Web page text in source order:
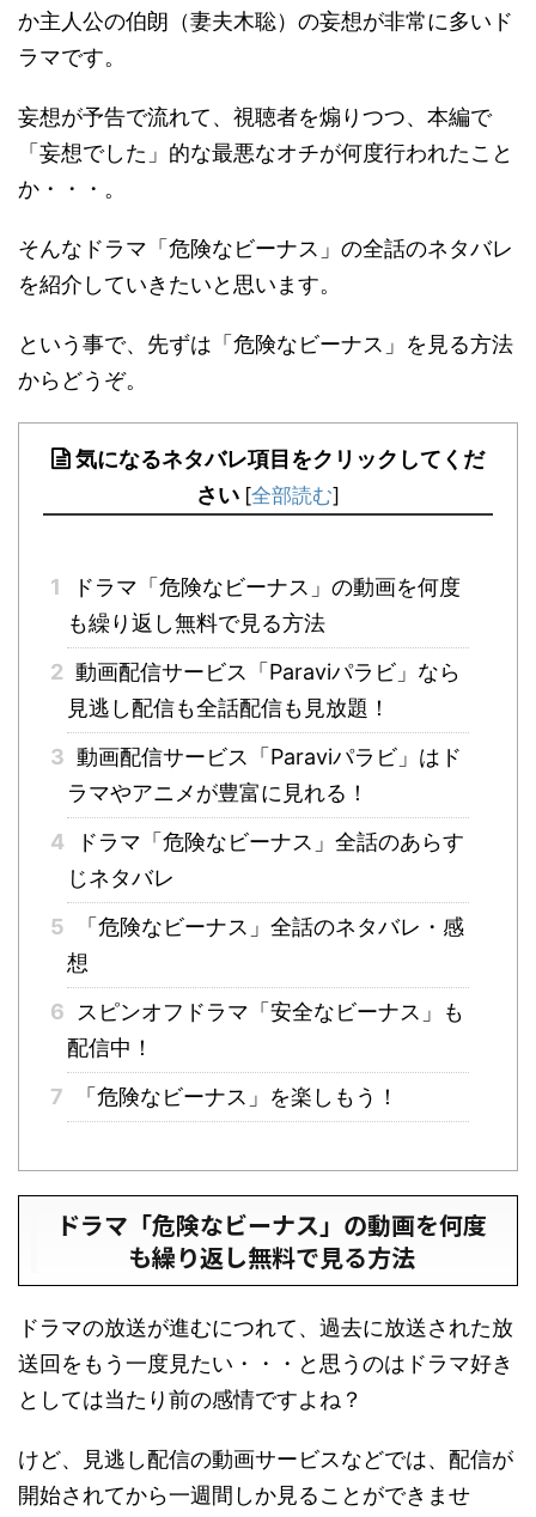
か主人公の伯朗（妻夫木聡）の妄想が非常に多いド
ラマです。
妄想が予告で流れて、視聴者を煽りつつ、本編で
「妄想でした」的な最悪なオチが何度行われたこと
か・・・。
そんなドラマ「危険なビーナス」の全話のネタバレ
を紹介していきたいと思います。
という事で、先ずは「危険なビーナス」を見る方法
からどうぞ。
気になるネタバレ項目をクリックしてくだ
さい [全部読む]
1
ドラマ「危険なビーナス」の動画を何度
も繰り返し無料で見る方法
2 動画配信サービス「Paraviパラビ」なら
見逃し配信も全話配信も見放題！
3 動画配信サービス「Paraviパラビ」はド
ラマやアニメが豊富に見れる！
4
ドラマ「危険なビーナス」全話のあらす
じネタバレ
5
「危険なビーナス」全話のネタバレ・感
想
6 スピンオフドラマ「安全なビーナス」も
配信中！
7
「危険なビーナス」を楽しもう！
ドラマ「危険なビーナス」の動画を何度
も繰り返し無料で見る方法
ドラマの放送が進むにつれて、過去に放送された放
送回をもう一度見たい・・・と思うのはドラマ好き
としては当たり前の感情ですよね？
けど、見逃し配信の動画サービスなどでは、配信が
開始されてから一週間しか見ることができませ